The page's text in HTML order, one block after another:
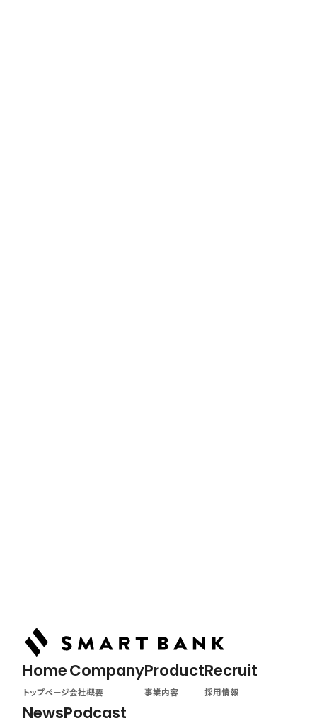
Home
トップページ
Company
会社概要
Product
事業内容
Recruit
採用情報
NewsPodcast